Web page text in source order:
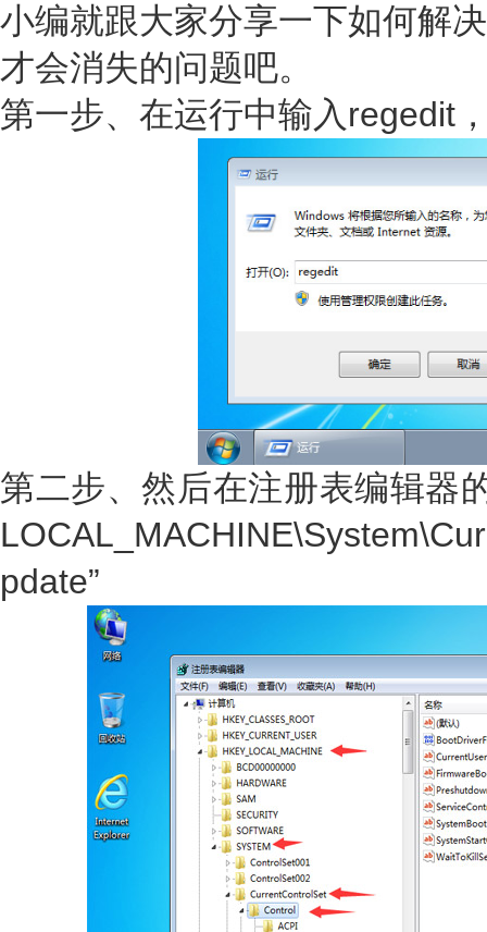
小编就跟大家分享一下如何解
才会消失的问题吧。
第一步、在运行中输入regedit
第二步、然后在注册表编辑器
pdate”